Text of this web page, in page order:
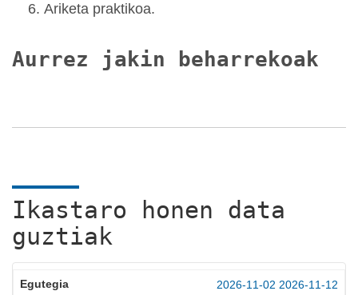
Ariketa praktikoa.
Aurrez jakin beharrekoak
Ikastaro honen data
guztiak
2026-11-02 2026-11-12